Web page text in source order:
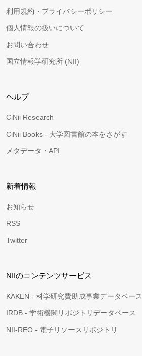
利用規約・プライバシーポリシー
個人情報の扱いについて
お問い合わせ
国立情報学研究所 (NII)
ヘルプ
CiNii Research
CiNii Books - 大学図書館の本をさがす
メタデータ・API
新着情報
お知らせ
RSS
Twitter
NIIのコンテンツサービス
KAKEN - 科学研究費助成事業データベース
IRDB - 学術機関リポジトリデータベース
NII-REO - 電子リソースリポジトリ